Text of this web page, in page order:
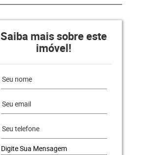
Saiba mais sobre este
imóvel!
Digite Sua Mensagem